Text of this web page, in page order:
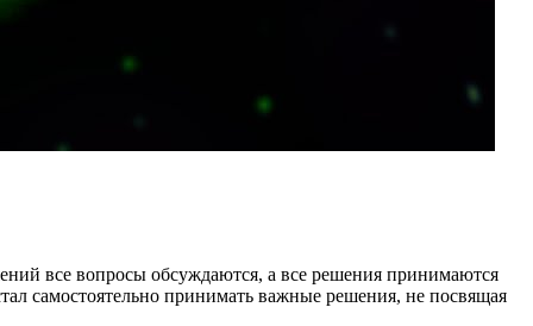
все вопросы обсуждаются, а все решения принимаются
самостоятельно принимать важные решения, не посвящая